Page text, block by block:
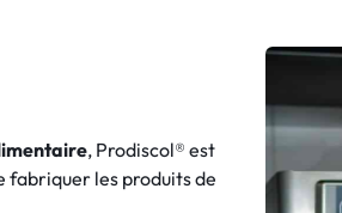
, Prodiscol® est
fabriquer les produits de